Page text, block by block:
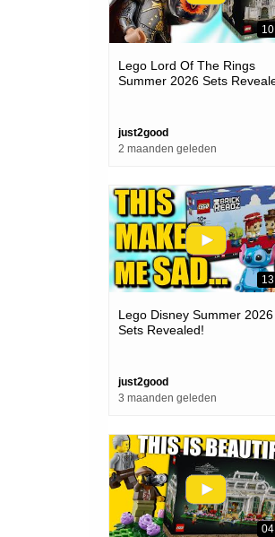
Lego Lord Of The Rings
Summer 2026 Sets
just2good
2 maanden geleden
Lego Disney Summer 2026
Sets Revealed!
just2good
3 maanden geleden